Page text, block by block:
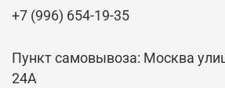
+7 (996) 654-19-35
Пункт самовывоза: Москва
24А